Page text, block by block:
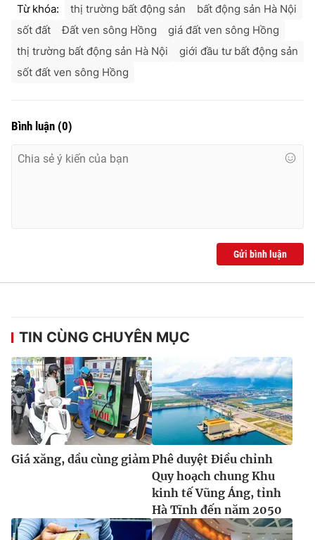
Từ khóa: thị trường bất động sản
bất động sản Hà Nội
sốt đất
Đất ven sông Hồng
giá đất ven sông Hồng
thị trường bất động sản Hà Nội
giới đầu tư bất động sản
sốt đất ven sông Hồng
Bình luận (0)
Gửi bình luận
TIN CÙNG CHUYÊN MỤC
Giá xăng, dầu cùng giảm Phê duyệt Điều chỉnh
Quy hoạch chung Khu
kinh tế Vũng Áng, tỉnh
Hà Tĩnh đến năm 2050